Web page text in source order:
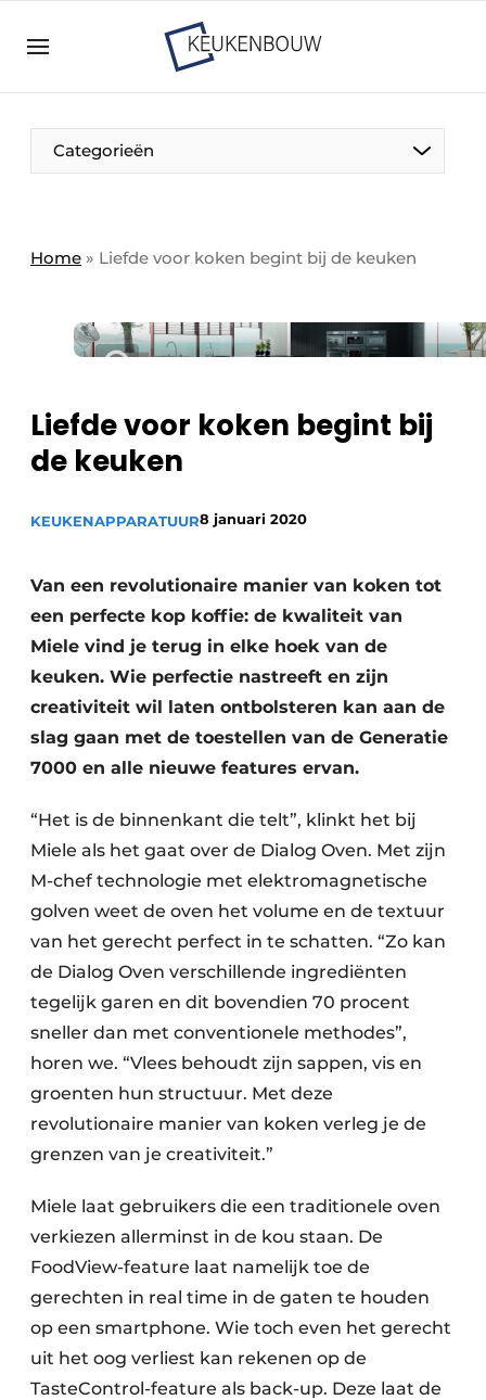
Bedrijven
Bedrijven
Direct contact
Keukenbouw | Platform over design en techniek
in de keuken-, woon-, en badkamerbranche
Nieuwsbrief
Podcasts
Vacature aanmelden
Categorieën
Home » Liefde voor koken begint bij de keuken
Liefde voor koken begint bij
de keuken
KEUKENAPPARATUUR8 januari 2020
Van een revolutionaire manier van koken tot
een perfecte kop koffie: de kwaliteit van
Miele vind je terug in elke hoek van de
keuken. Wie perfectie nastreeft en zijn
creativiteit wil laten ontbolsteren kan aan de
slag gaan met de toestellen van de Generatie
7000 en alle nieuwe features ervan.
“Het is de binnenkant die telt”, klinkt het bij
Miele als het gaat over de Dialog Oven. Met zijn
M-chef technologie met elektromagnetische
golven weet de oven het volume en de textuur
van het gerecht perfect in te schatten. “Zo kan
de Dialog Oven verschillende ingrediënten
tegelijk garen en dit bovendien 70 procent
sneller dan met conventionele methodes”,
horen we. “Vlees behoudt zijn sappen, vis en
groenten hun structuur. Met deze
revolutionaire manier van koken verleg je de
grenzen van je creativiteit.”
Miele laat gebruikers die een traditionele oven
verkiezen allerminst in de kou staan. De
FoodView-feature laat namelijk toe de
gerechten in real time in de gaten te houden
op een smartphone. Wie toch even het gerecht
uit het oog verliest kan rekenen op de
TasteControl-feature als back-up. Deze laat de